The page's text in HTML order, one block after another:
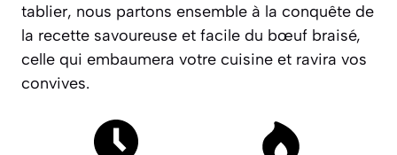
tablier, nous partons ensemble à la conquête de
la recette savoureuse et facile du bœuf braisé,
celle qui embaumera votre cuisine et ravira vos
convives.